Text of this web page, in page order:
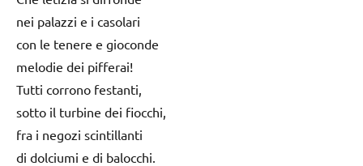
nei palazzi e i casolari
con le tenere e gioconde
melodie dei pifferai!
Tutti corrono festanti,
sotto il turbine dei fiocchi,
fra i negozi scintillanti
di dolciumi e di balocchi.